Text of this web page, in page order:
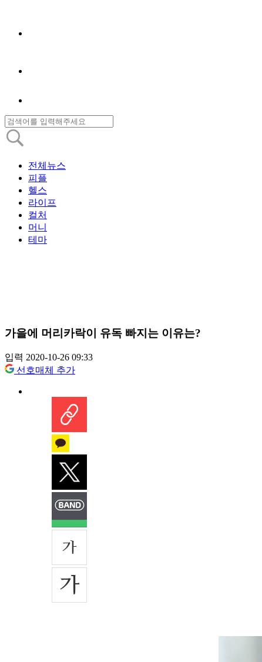
전체뉴스
피플
헬스
라이프
컬처
머니
테마
가을에 머리카락이 유독 빠지는 이유는?
입력 2020-10-26 09:33
선호매체 추가